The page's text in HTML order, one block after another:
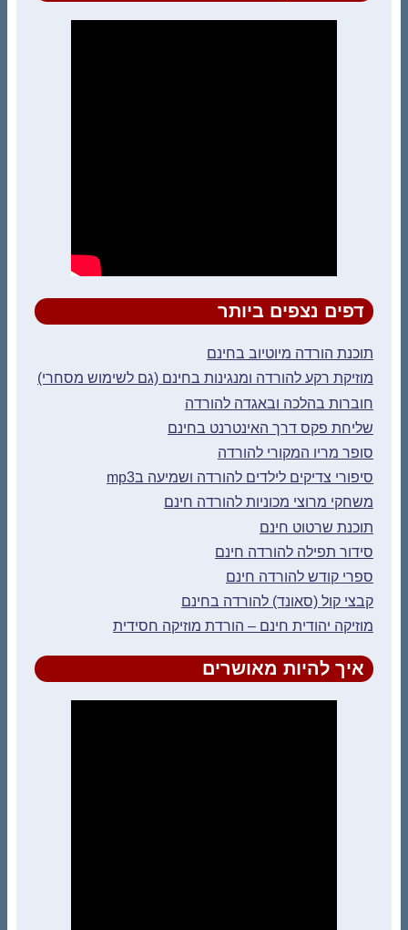
דפים נצפים ביותר
תוכנת הורדה מיוטיוב בחינם
מוזיקת רקע להורדה ומנגינות בחינם (גם לשימוש מסחרי)
חוברות בהלכה ובאגדה להורדה
שליחת פקס דרך האינטרנט בחינם
סופר מריו המקורי להורדה
סיפורי צדיקים לילדים להורדה ושמיעה בmp3
משחקי מרוצי מכוניות להורדה חינם
תוכנת שרטוט חינם
סידור תפילה להורדה חינם
ספרי קודש להורדה חינם
קבצי קול (סאונד) להורדה בחינם
מוזיקה יהודית חינם – הורדת מוזיקה חסידית
איך להיות מאושרים